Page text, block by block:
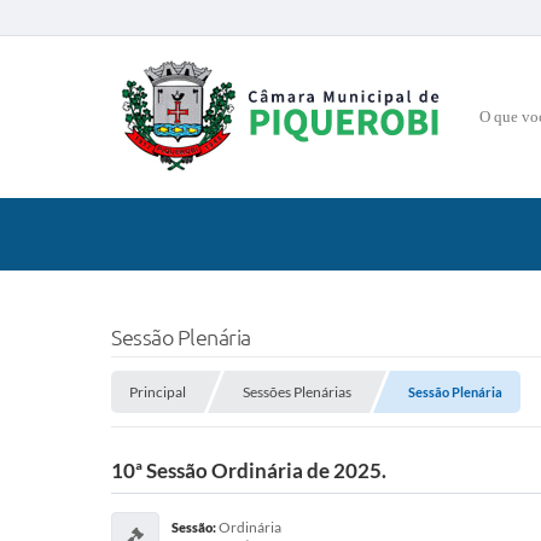
O que
Sessão Plenária
Principal Sessões Plenárias Sessão Plenária
10ª Sessão Ordinária de 2025.
Sessão:Ordinária